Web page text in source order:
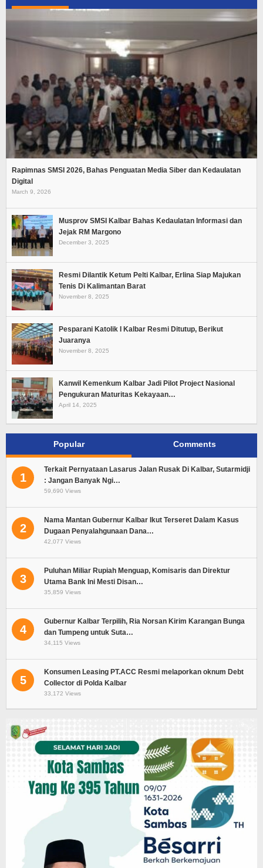
Rapimnas SMSI 2026, Bahas Penguatan Media Siber dan Kedaulatan
Digital
March 9, 2026
Musprov SMSI Kalbar Bahas Kedaulatan Informasi dan
Jejak RM Margono
December 3, 2025
Resmi Dilantik Ketum Pelti Kalbar, Erlina Siap Majukan
Tenis Di Kalimantan Barat
November 8, 2025
Pesparani Katolik I Kalbar Resmi Ditutup, Berikut
Juaranya
November 8, 2025
Kanwil Kemenkum Kalbar Jadi Pilot Project Nasional
Pengukuran Maturitas Kekayaan…
April 14, 2025
Popular Comments
1
Terkait Pernyataan Lasarus Jalan Rusak Di Kalbar, Sutarmidji
: Jangan Banyak Ngi…
59,690 Views
2
Nama Mantan Gubernur Kalbar Ikut Terseret Dalam Kasus
Dugaan Penyalahgunaan Dana…
42,077 Views
3
Puluhan Miliar Rupiah Menguap, Komisaris dan Direktur
Utama Bank Ini Mesti Disan…
35,859 Views
4
Gubernur Kalbar Terpilih, Ria Norsan Kirim Karangan Bunga
dan Tumpeng untuk Suta…
34,115 Views
5
Konsumen Leasing PT.ACC Resmi melaporkan oknum Debt
Collector di Polda Kalbar
33,172 Views